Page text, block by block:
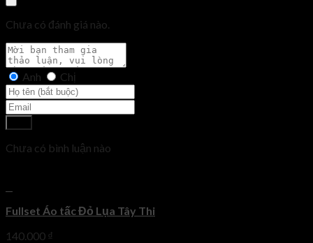
Chưa có đánh giá nào.
Anh Chị
Chưa có bình luận nào
Fullset Áo tấc Đỏ Lụa Tây Thi
140.000 ₫